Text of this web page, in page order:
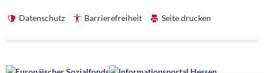
Datenschutz Barrierefreiheit Seite drucken